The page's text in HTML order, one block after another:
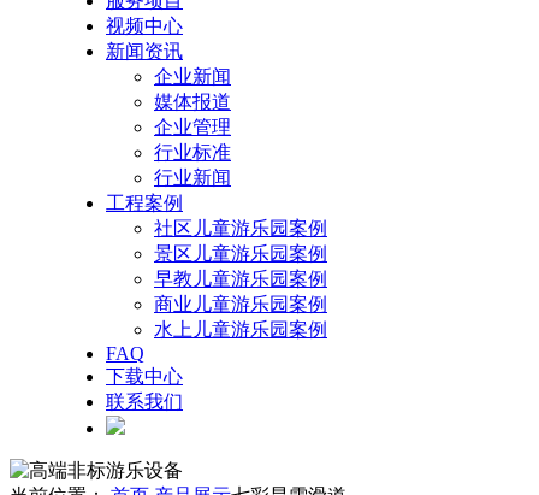
视频中心
新闻资讯
企业新闻
媒体报道
企业管理
行业标准
行业新闻
工程案例
社区儿童游乐园案例
景区儿童游乐园案例
早教儿童游乐园案例
商业儿童游乐园案例
水上儿童游乐园案例
FAQ
下载中心
联系我们